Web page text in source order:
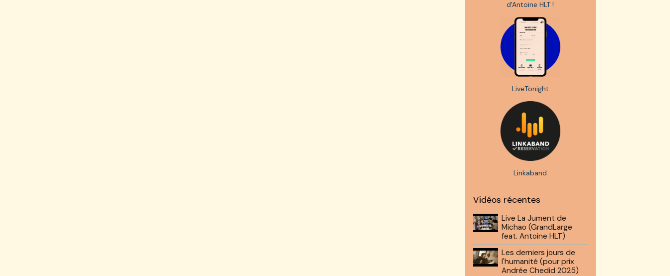
d'Antoine HLT !
LiveTonight
Linkaband
Vidéos récentes
Live La Jument de
Michao (GrandLarge
feat. Antoine HLT)
Les derniers jours de
l'humanité (pour prix
Andrée Chedid 2025)